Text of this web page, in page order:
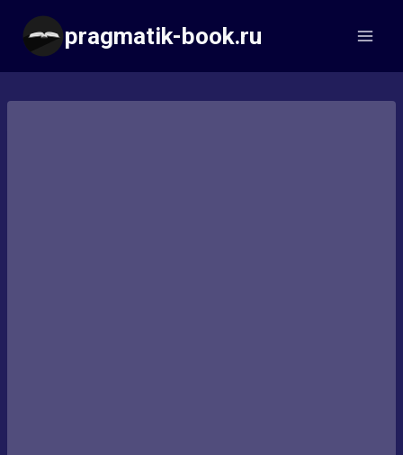
Перейти
содержимому
pragmatik-book.ru